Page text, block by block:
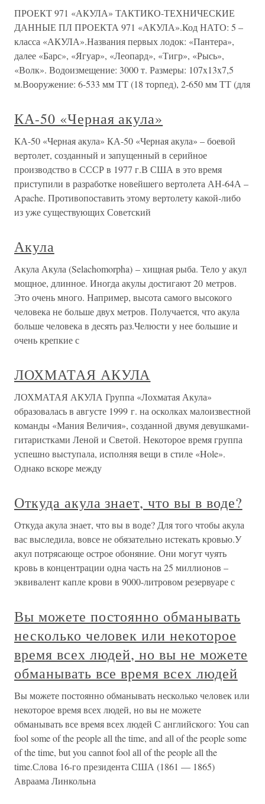
ПРОЕКТ 971 «АКУЛА» ТАКТИКО-ТЕХНИЧЕСКИЕ
ДАННЫЕ ПЛ ПРОЕКТА 971 «АКУЛА».Код НАТО: 5 –
класса «АКУЛА».Названия первых лодок: «Пантера»,
далее «Барс», «Ягуар», «Леопард», «Тигр», «Рысь»,
«Волк». Водоизмещение: 3000 т. Размеры: 107x13x7,5
м.Вооружение: 6-533 мм ТТ (18 торпед), 2-650 мм ТТ (для
КА-50 «Черная акула»
КА-50 «Черная акула» КА-50 «Черная акула» – боевой
вертолет, созданный и запущенный в серийное
производство в СССР в 1977 г.В США в это время
приступили в разработке новейшего вертолета АН-64А –
Apache. Противопоставить этому вертолету какой-либо
из уже существующих Советский
Акула
Акула Акула (Selachomorpha) – хищная рыба. Тело у акул
мощное, длинное. Иногда акулы достигают 20 метров.
Это очень много. Например, высота самого высокого
человека не больше двух метров. Получается, что акула
больше человека в десять раз.Челюсти у нее большие и
очень крепкие с
ЛОХМАТАЯ АКУЛА
ЛОХМАТАЯ АКУЛА Группа «Лохматая Акула»
образовалась в августе 1999 г. на осколках малоизвестной
команды «Мания Величия», созданной двумя девушками-
гитаристками Леной и Светой. Некоторое время группа
успешно выступала, исполняя вещи в стиле «Hole».
Однако вскоре между
Откуда акула знает, что вы в воде?
Откуда акула знает, что вы в воде? Для того чтобы акула
вас выследила, вовсе не обязательно истекать кровью.У
акул потрясающе острое обоняние. Они могут чуять
кровь в концентрации одна часть на 25 миллионов –
эквивалент капле крови в 9000-литровом резервуаре с
Вы можете постоянно обманывать
несколько человек или некоторое
время всех людей, но вы не можете
обманывать все время всех людей
Вы можете постоянно обманывать несколько человек или
некоторое время всех людей, но вы не можете
обманывать все время всех людей С английского: You can
fool some of the people all the time, and all of the people some
of the time, but you cannot fool all of the people all the
time.Слова 16-го президента США (1861 — 1865)
Авраама Линкольна